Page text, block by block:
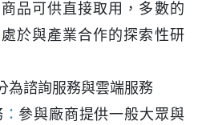
品可供直接取用，多數的
於與產業合作的探索性研
為諮詢服務與雲端服務
： 參與廠商提供一般大眾與